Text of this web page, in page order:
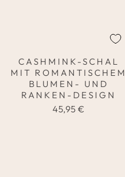
CASHMINK-SCHAL
MIT ROMANTISCHEM
BLUMEN- UND
RANKEN-DESIGN
45,95 €